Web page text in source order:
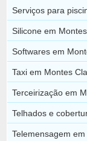
Serviços para
Silicone em
Softwares em
Taxi em Montes
Terceirização em
Telhados e
Telemensagem